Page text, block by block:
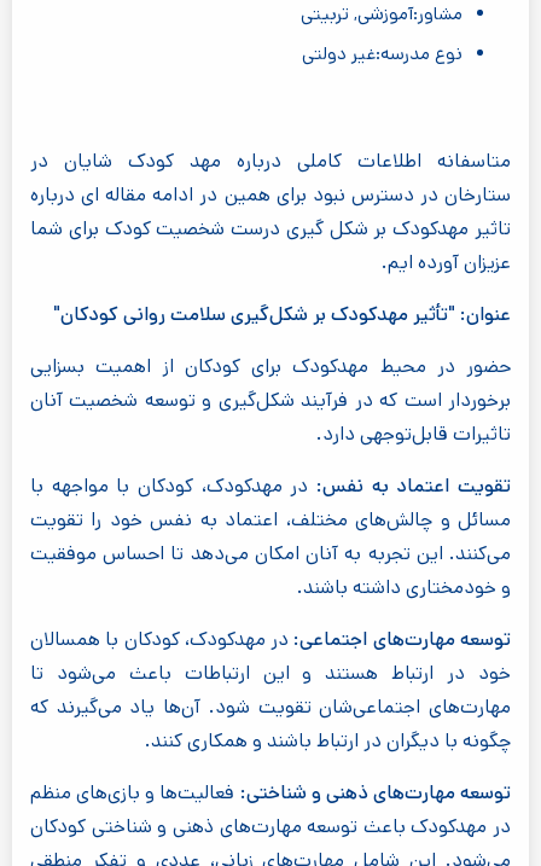
مشاور:آموزشی, تربیتی
نوع مدرسه:غیر دولتی
متاسفانه اطلاعات کاملی درباره مهد کودک شایان در
ستارخان در دسترس نبود برای همین در ادامه مقاله ای درباره
تاثیر مهدکودک بر شکل گیری درست شخصیت کودک برای شما
عزیزان آورده ایم.
عنوان: "تأثیر مهدکودک بر شکل‌گیری سلامت روانی کودکان"
حضور در محیط مهدکودک برای کودکان از اهمیت بسزایی
برخوردار است که در فرآیند شکل‌گیری و توسعه شخصیت آنان
تاثیرات قابل‌توجهی دارد.
تقویت اعتماد به نفس: در مهدکودک، کودکان با مواجهه با
مسائل و چالش‌های مختلف، اعتماد به نفس خود را تقویت
می‌کنند. این تجربه به آنان امکان می‌دهد تا احساس موفقیت
و خودمختاری داشته باشند.
توسعه مهارت‌های اجتماعی: در مهدکودک، کودکان با همسالان
خود در ارتباط هستند و این ارتباطات باعث می‌شود تا
مهارت‌های اجتماعی‌شان تقویت شود. آن‌ها یاد می‌گیرند که
چگونه با دیگران در ارتباط باشند و همکاری کنند.
توسعه مهارت‌های ذهنی و شناختی: فعالیت‌ها و بازی‌های منظم
در مهدکودک باعث توسعه مهارت‌های ذهنی و شناختی کودکان